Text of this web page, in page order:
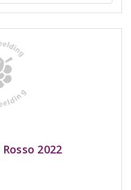
2022